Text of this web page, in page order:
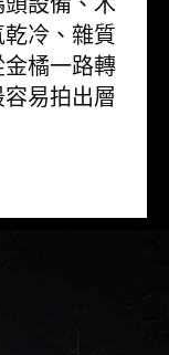
冷、雜質
橘一路轉
易拍出層